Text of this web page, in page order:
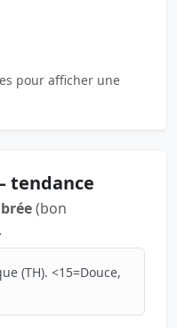
pour afficher une
tendance
(bon
(TH). <15=Douce,